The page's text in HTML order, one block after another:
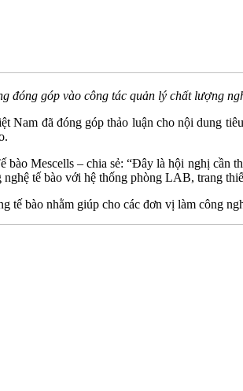
đóng góp vào công tác quản lý chất lượng
đã đóng góp thảo luận cho nội dung
Mescells – chia sẻ: “Đây là hội nghị cần
tế bào với hệ thống phòng LAB, trang
bào nhằm giúp cho các đơn vị làm công